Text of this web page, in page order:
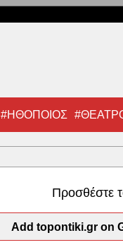
#ΗΘΟΠΟΙΟΣ
Προσθέστε
Add topontiki.gr on